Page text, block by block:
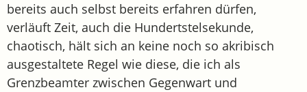
bereits auch selbst bereits erfahren dürfen,
verläuft Zeit, auch die Hundertstelsekunde,
chaotisch, hält sich an keine noch so akribisch
ausgestaltete Regel wie diese, die ich als
Grenzbeamter zwischen Gegenwart und